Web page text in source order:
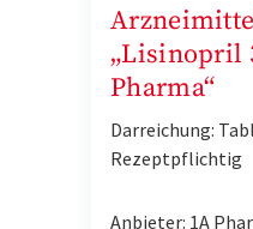
„Lisinopril
Pharma“
Darreichung:
Rezeptpflichtig
Anbieter: 1A